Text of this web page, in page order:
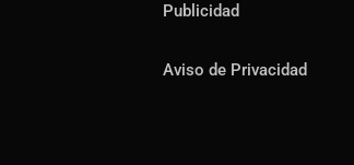
Publicidad
Aviso de Privacidad